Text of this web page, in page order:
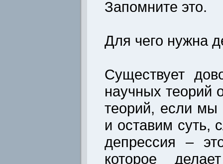
Запомните это.
Для чего нужна
Существует
научных теорий
теорий, если мы
и оставим суть,
депрессия –
которое